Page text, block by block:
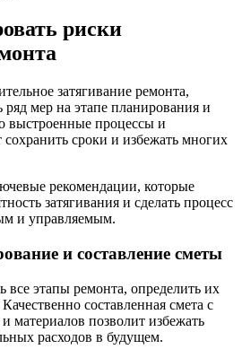
риски
затягивание ремонта,
мер на этапе планирования и
выстроенные процессы и
сроки и избежать многих
рекомендации, которые
затягивания и сделать процесс
и управляемым.
и составление сметы
все этапы ремонта, определить их
составленная смета с
материалов позволит избежать
расходов в будущем.